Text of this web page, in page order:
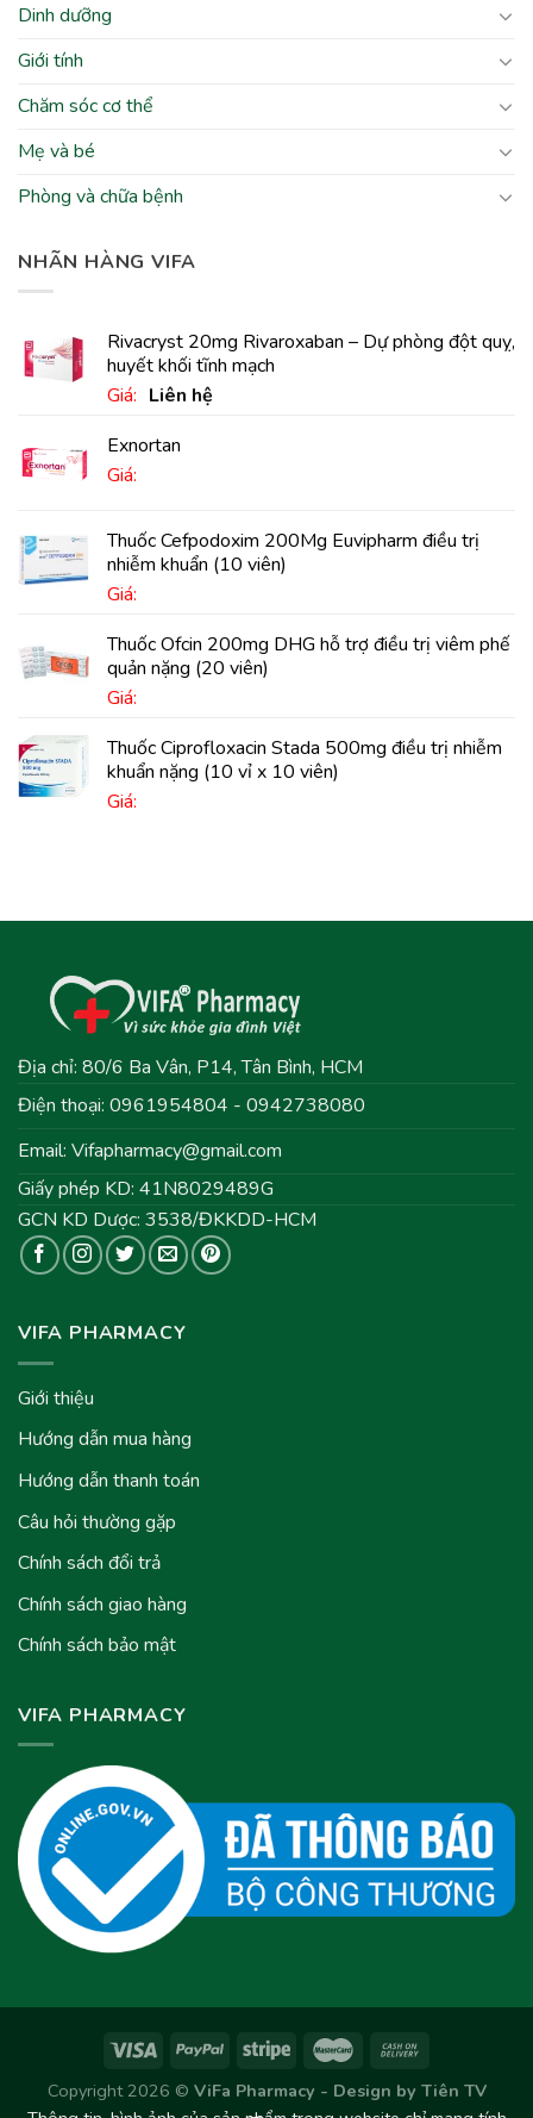
Dinh dưỡng
Giới tính
Chăm sóc cơ thể
Mẹ và bé
Phòng và chữa bệnh
NHÃN HÀNG VIFA
Rivacryst 20mg Rivaroxaban – Dự phòng đột quỵ,
huyết khối tĩnh mạch
Giá: Liên hệ
Exnortan
Giá:
Thuốc Cefpodoxim 200Mg Euvipharm điều trị
nhiễm khuẩn (10 viên)
Giá:
Thuốc Ofcin 200mg DHG hỗ trợ điều trị viêm phế
quản nặng (20 viên)
Giá:
Thuốc Ciprofloxacin Stada 500mg điều trị nhiễm
khuẩn nặng (10 vỉ x 10 viên)
Giá:
Địa chỉ: 80/6 Ba Vân, P14, Tân Bình, HCM
Điện thoại: 0961954804 - 0942738080
Email: Vifapharmacy@gmail.com
Giấy phép KD: 41N8029489G
GCN KD Dược: 3538/ĐKKDD-HCM
VIFA PHARMACY
Giới thiệu
Hướng dẫn mua hàng
Hướng dẫn thanh toán
Câu hỏi thường gặp
Chính sách đổi trả
Chính sách giao hàng
Chính sách bảo mật
VIFA PHARMACY
Copyright 2026 © ViFa Pharmacy - Design by Tiên TV